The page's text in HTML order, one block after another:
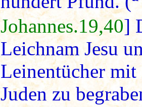
Johannes.19,40]
Leichnam Jesu
Leinentücher mit
Juden zu